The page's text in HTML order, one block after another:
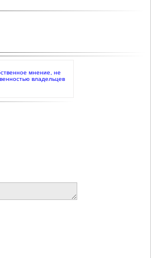
мнение, не
владельцев